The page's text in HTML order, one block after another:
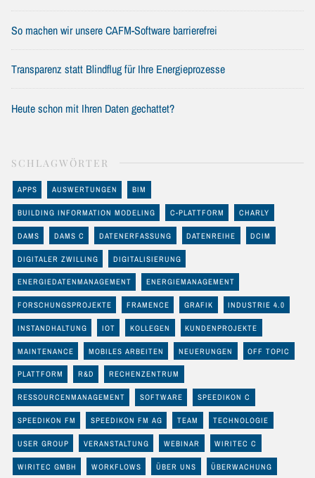
So machen wir unsere CAFM-Software barrierefrei
Transparenz statt Blindflug für Ihre Energieprozesse
Heute schon mit Ihren Daten gechattet?
SCHLAGWÖRTER
APPS AUSWERTUNGEN BIM
BUILDING INFORMATION MODELING C-PLATTFORM CHARLY
DAMS DAMS C DATENERFASSUNG DATENREIHE DCIM
DIGITALER ZWILLING DIGITALISIERUNG
ENERGIEDATENMANAGEMENT ENERGIEMANAGEMENT
FORSCHUNGSPROJEKTE FRAMENCE GRAFIK INDUSTRIE 4.0
INSTANDHALTUNG IOT KOLLEGEN KUNDENPROJEKTE
MAINTENANCE MOBILES ARBEITEN NEUERUNGEN OFF TOPIC
PLATTFORM R&D RECHENZENTRUM
RESSOURCENMANAGEMENT SOFTWARE SPEEDIKON C
SPEEDIKON FM SPEEDIKON FM AG TEAM TECHNOLOGIE
USER GROUP VERANSTALTUNG WEBINAR WIRITEC C
WIRITEC GMBH WORKFLOWS ÜBER UNS ÜBERWACHUNG